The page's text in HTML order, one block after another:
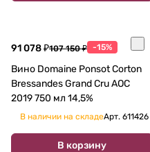
91 078 ₽107 150 ₽ -15%
Вино Domaine Ponsot Corton
Bressandes Grand Cru AOC
2019 750 мл 14,5%
В наличии на складеАрт. 611426
В корзину